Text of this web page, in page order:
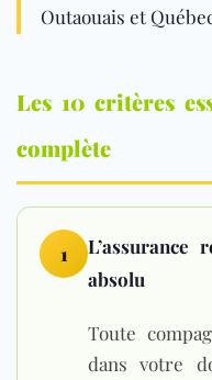
Outaouais et
Les 10 critères
complète
1
L’assurance
absolu
Toute
dans votre